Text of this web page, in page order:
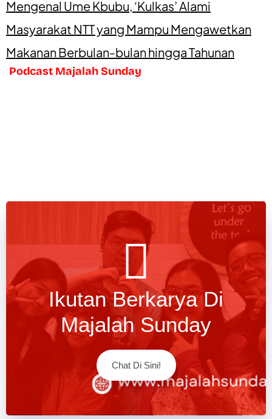
Mengenal Ume Kbubu, ‘Kulkas’ Alami
Masyarakat NTT yang Mampu Mengawetkan
Makanan Berbulan-bulan hingga Tahunan
Podcast Majalah Sunday
Ikutan Berkarya Di
Majalah Sunday
Chat Di Sini!